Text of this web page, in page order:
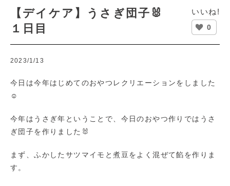
【デイケア】うさぎ団子🐰
１日目
いいね!
0
2023/1/13
今日は今年はじめてのおやつレクリエーションをしました
☺
今年はうさぎ年ということで、今日のおやつ作りではうさ
ぎ団子を作りました🐰
まず、ふかしたサツマイモと煮豆をよく混ぜて餡を作りま
す。